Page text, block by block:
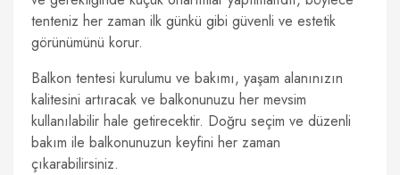
tenteniz her zaman ilk günkü gibi güvenli ve estetik
görünümünü korur.
Balkon tentesi kurulumu ve bakımı, yaşam alanınızın
kalitesini artıracak ve balkonunuzu her mevsim
kullanılabilir hale getirecektir. Doğru seçim ve düzenli
bakım ile balkonunuzun keyfini her zaman
çıkarabilirsiniz.